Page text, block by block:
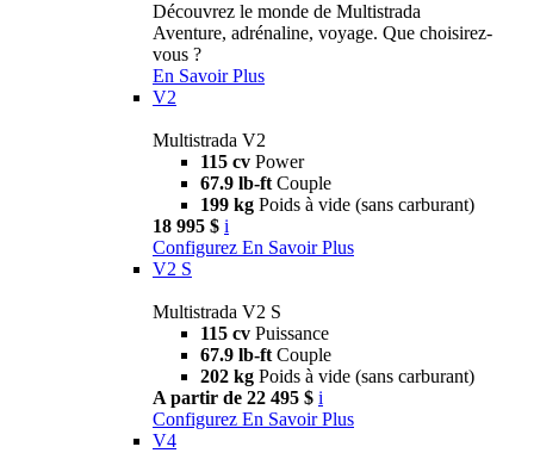
Découvrez le monde de Multistrada
Aventure, adrénaline, voyage. Que choisirez-
vous ?
En Savoir Plus
V2
Multistrada V2
115 cv Power
67.9 lb-ft Couple
199 kg Poids à vide (sans carburant)
18 995 $ i
Configurez En Savoir Plus
V2 S
Multistrada V2 S
115 cv Puissance
67.9 lb-ft Couple
202 kg Poids à vide (sans carburant)
A partir de 22 495 $ i
Configurez En Savoir Plus
V4